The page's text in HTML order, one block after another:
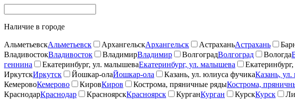
Наличие в городе
АльметьевскАльметьевск АрхангельскАрхангельск АстраханьАстрахань
ВладивостокВладивосток ВладимирВладимир ВолгоградВолгоград Вологда
геннина
Екатеринбург, ул. малышеваЕкатеринбург, ул. малышева
ИркутскИркутск Йошкар-олаЙошкар-ола Казань, ул. юлиуса фучикаКазань,
КемеровоКемерово КировКиров Кострома, пряничные рядыКострома,
КраснодарКраснодар КрасноярскКрасноярск КурганКурган КурскКурск